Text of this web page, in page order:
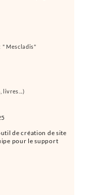
de création de site
pour le support
" Mescladis"
livres...)